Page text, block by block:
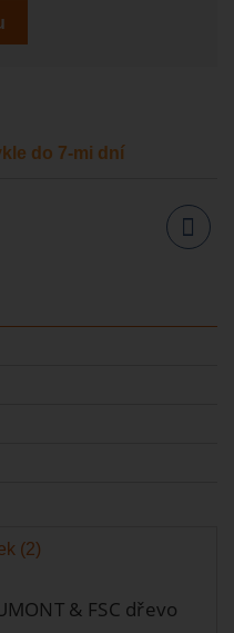
do 7-mi dní
Sdílet
& FSC dřevo